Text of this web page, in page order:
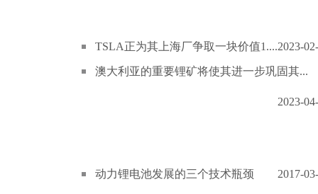
TSLA正为其上海厂争取一块价值1....2023-
澳大利亚的重要锂矿将使其进一步巩固其...
2023-
动力锂电池发展的三个技术瓶颈 2017-